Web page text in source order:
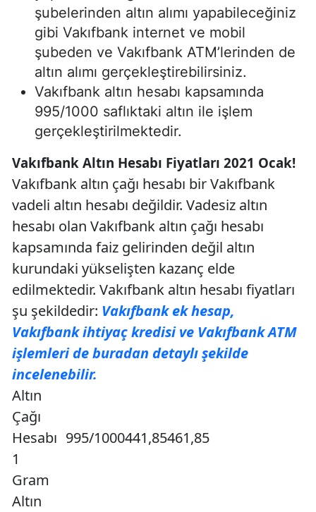
şubelerinden altın alımı yapabileceğiniz
gibi Vakıfbank internet ve mobil
şubeden ve Vakıfbank ATM’lerinden de
altın alımı gerçekleştirebilirsiniz.
Vakıfbank altın hesabı kapsamında
995/1000 saflıktaki altın ile işlem
gerçekleştirilmektedir.
Vakıfbank Altın Hesabı Fiyatları 2021 Ocak!
Vakıfbank altın çağı hesabı bir Vakıfbank
vadeli altın hesabı değildir. Vadesiz altın
hesabı olan Vakıfbank altın çağı hesabı
kapsamında faiz gelirinden değil altın
kurundaki yükselişten kazanç elde
edilmektedir. Vakıfbank altın hesabı fiyatları
şu şekildedir: Vakıfbank ek hesap,
Vakıfbank ihtiyaç kredisi ve Vakıfbank ATM
işlemleri de buradan detaylı şekilde
incelenebilir.
Altın
Çağı
Hesabı
1
Gram
995/1000441,85461,85
Altın